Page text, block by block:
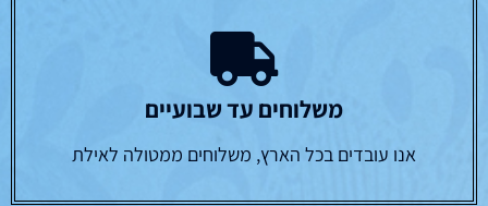
משלוחים עד שבועיים
אנו עובדים בכל הארץ, משלוחים ממטולה לאילת